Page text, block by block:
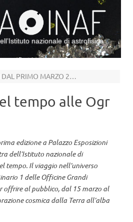
nazionale di astrofisica
BIGLIETTI DISPONIBILI DAL PRIMO MARZO 2025 ALLE ORE 10
tempo alle Ogr
edizione a Palazzo Esposizioni
dell’Istituto nazionale di
tempo. Il viaggio nell’universo
1 delle Officine Grandi
offrire al pubblico, dal 15 marzo al
cosmica dalla Terra all’alba